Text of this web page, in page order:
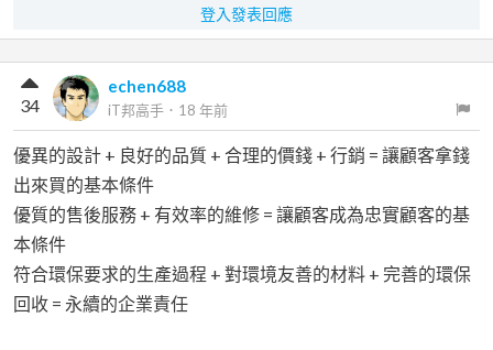
登入發表回應
echen688
iT邦高手 ． 18 年前
34
優異的設計 + 良好的品質 + 合理的價錢 + 行銷 = 讓顧客拿錢
出來買的基本條件
優質的售後服務 + 有效率的維修 = 讓顧客成為忠實顧客的基
本條件
符合環保要求的生產過程 + 對環境友善的材料 + 完善的環保
回收 = 永續的企業責任